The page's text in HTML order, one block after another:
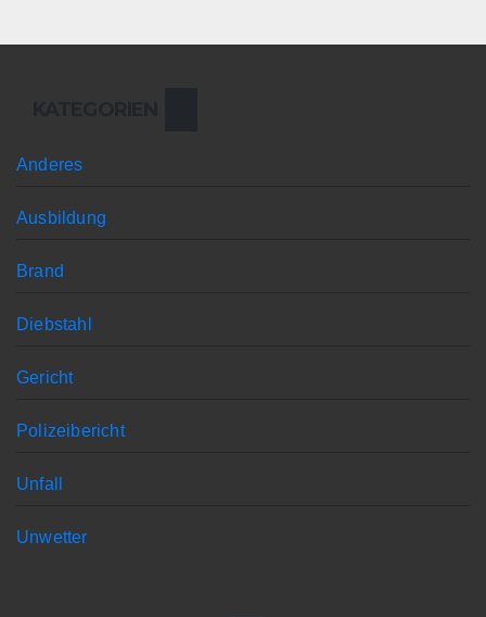
Anderes
Ausbildung
Brand
Diebstahl
Gericht
Polizeibericht
Unfall
Unwetter